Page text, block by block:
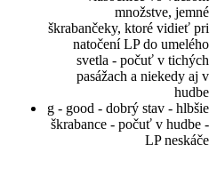
množstve, jemné
škrabančeky, ktoré vidieť pri
natočení LP do umelého
svetla - počuť v tichých
pasážach a niekedy aj v
hudbe
g - good - dobrý stav - hlbšie
škrabance - počuť v hudbe -
LP neskáče